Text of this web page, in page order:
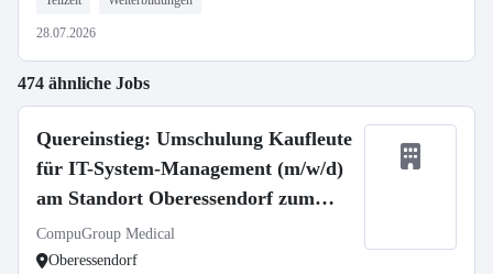
28.07.2026
474 ähnliche Jobs
Quereinstieg: Umschulung Kaufleute
für IT-System-Management (m/w/d)
am Standort Oberessendorf zum
01.09.2026
CompuGroup Medical
Oberessendorf